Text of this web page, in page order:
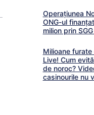
Operațiunea
ONG-ul
milion prin
Milioane
Live! Cum
de noroc?
casinourile nu